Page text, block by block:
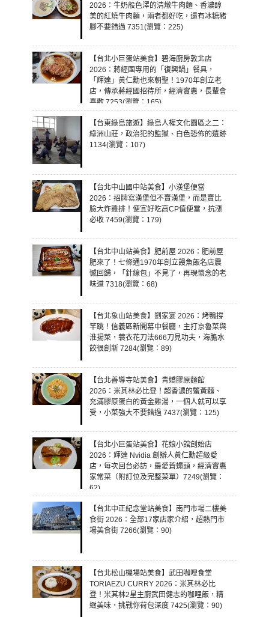
2026：牛奶般色澤的清燉牛肉麵、香濃醇
美的紅燒牛肉麵，兩者都好吃，還有冰糖豬
腳不要錯過 7351(瀏覽：225)
【台北小巨蛋站美食】碧海廚房敦北店
2026：蔣經國專用的「復興鍋」餐具，
「輝達」黃仁勳也來朝聖！1970年創立老
店，傳承蔣經國招待所，經濟實惠，長輩會
喜歡 7253(瀏覽：165)
【台東綠島旅遊】綠島人權文化園區之二：
綠洲山莊，政治犯的監獄、白色恐佈的遺跡
1134(瀏覽：107)
【台北中山國中站美食】小漢堡便當
2026：招牌寫漢堡但不賣漢堡，而是賣比
臉大炸雞排！便宜好吃高CP值便當，抗漲
必收 7459(瀏覽：179)
【台北中山站美食】肥前屋 2026：肥前屋
肥來了！七條通1970年創立饅魚飯名店震
憾回歸，「針線包」不見了，再現懷念的老
味道 7318(瀏覽：68)
【台北象山站美食】劉家宴 2026：烤鴨撐
竿跳！信義區新開幕中餐廳，主打京魯菜與
淮揚菜，蓑衣花刀法666刀見功夫，海膽水
餃很創新 7284(瀏覽：89)
【台北善導寺站美食】青嬌膠原麵館
2026：米其林必比登！超香濃的蟹黃麵、
充滿膠原蛋白的黃金雞湯，一個人就可以享
受，小菜強大不要錯過 7437(瀏覽：125)
【台北小巨蛋站美食】花娘小館創始店
2026：輝達 Nvidia 創辦人黃仁勳超級愛
店，每次回台必訪，最愛蒼蠅頭，經濟實惠
家常菜（附訂位及完整菜單）7249(瀏覽：
62)
【台北中正紀念堂站美食】南門市場二樓美
食街 2026：全部17家店家介紹，超熱門市
場美食街 7266(瀏覽：90)
【台北松山機場站美食】武田咖哩食堂
TORIAEZU CURRY 2026：米其林必比
登！米其林2星主廚武田健志的咖哩飯，精
緻美味，挑戰你荷包深度 7425(瀏覽：90)